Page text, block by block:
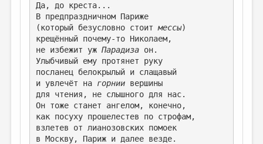
ИЗБРАННОЕ
ДАЙДЖЕСТ
ПРОИЗВЕДЕНИЯ
ПЕРЕВОДЫ
КОНКУРСЫ
ДЕТСКАЯ КОМНАТА
КНИЖНАЯ ПОЛКА
Да, до креста...
В предпраздничном Париже
(который безусловно стoит мессы)
крещённый почему-то Николаем,
не избежит уж Парадиза он.
Улыбчивый ему протянет руку
посланец белокрылый и слащавый
и увлечёт на горнии вершины
для чтения, не слышного для нас.
Он тоже станет ангелом, конечно,
как посуху прошелестев по строфам,
взлетев от лианозовских помоек
в Москву, Париж и далее везде.